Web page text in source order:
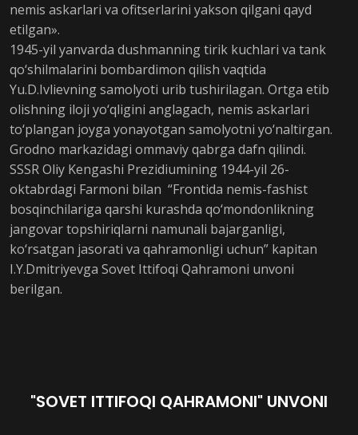
nemis askarlari va ofitserlarini yakson qilgani qayd
etilgan».
1945-yil yanvarda dushmanning tirik kuchlari va tank
qo‘shilmalarini bombardimon qilish vaqtida
Yu.D.Ivlievning samolyoti urib tushirilagan. Ortga etib
olishning iloji yo‘qligini anglagach, nemis askarlari
to‘plangan joyga yonayotgan samolyotni yo‘naltirgan.
Grodno markazidagi ommaviy qabrga dafn qilindi.
SSSR Oliy Kengashi Prezidiumining 1944-yil 26-
oktabrdagi Farmoni bilan “Frontida nemis-fashist
bosqinchilariga qarshi kurashda qo‘mondonlikning
jangovar topshiriqlarni namunali bajarganligi,
ko‘rsatgan jasorati va qahramonligi uchun” kapitan
I.Y.Dmitriyevga Sovet Ittifoqi Qahramoni unvoni
berilgan.
"SOVET ITTIFOQI QAHRAMONI" UNVONI